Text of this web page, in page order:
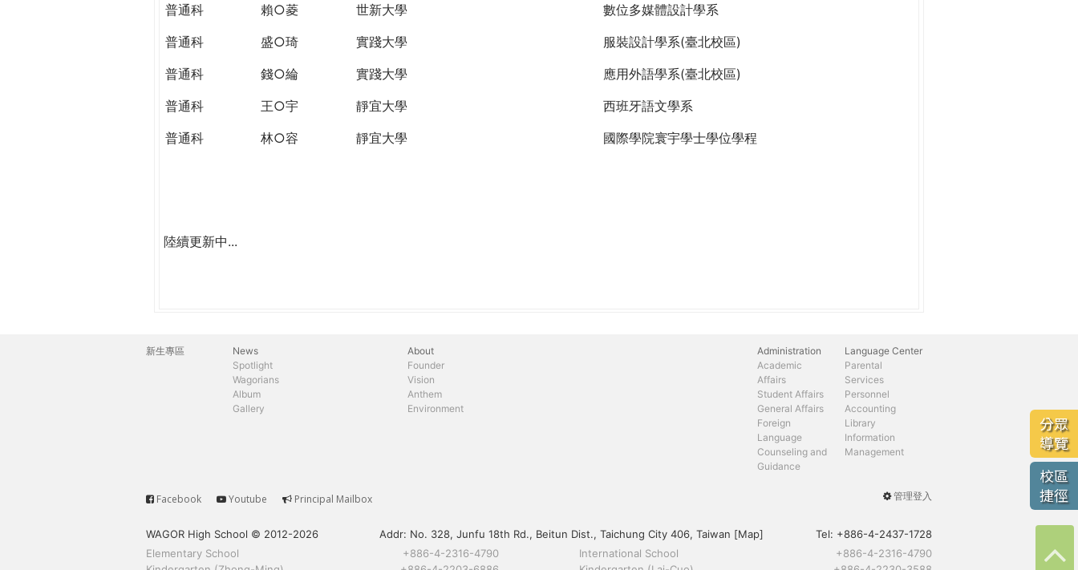
普通科
賴○菱 世新大學
數位多媒體設計學系
普通科
盛○琦 實踐大學
服裝設計學系(臺北校區)
普通科
錢○綸 實踐大學
應用外語學系(臺北校區)
普通科
王○宇 靜宜大學
西班牙語文學系
普通科
林○容 靜宜大學 國際學院寰宇學士學位學程
陸續更新中...
分眾
導覽
校區
捷徑
主
新生專區
News
Spotlight
Wagorians
Album
Gallery
About
Founder
Vision
Anthem
Environment
Administration
Academic
Affairs
Student Affairs
General Affairs
Foreign
Language
Counseling and
Guidance
Parental
Services
Personnel
Accounting
Library
Information
Management
Language Center
User
menu
管理登入
Service
Facebook Youtube Principal Mailbox
WAGOR High School © 2012-2026 Addr: No. 328, Junfu 18th Rd., Beitun Dist., Taichung City 406, Taiwan [Map] Tel: +886-4-2437-1728
Elementary School
+886-4-2316-4790 International School
+886-4-2316-4790